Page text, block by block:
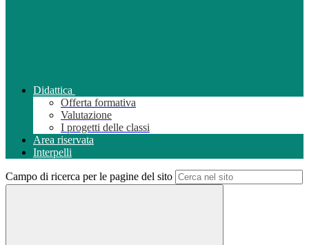
Didattica
Offerta formativa
Valutazione
I progetti delle classi
Area riservata
Interpelli
Campo di ricerca per le pagine del sito